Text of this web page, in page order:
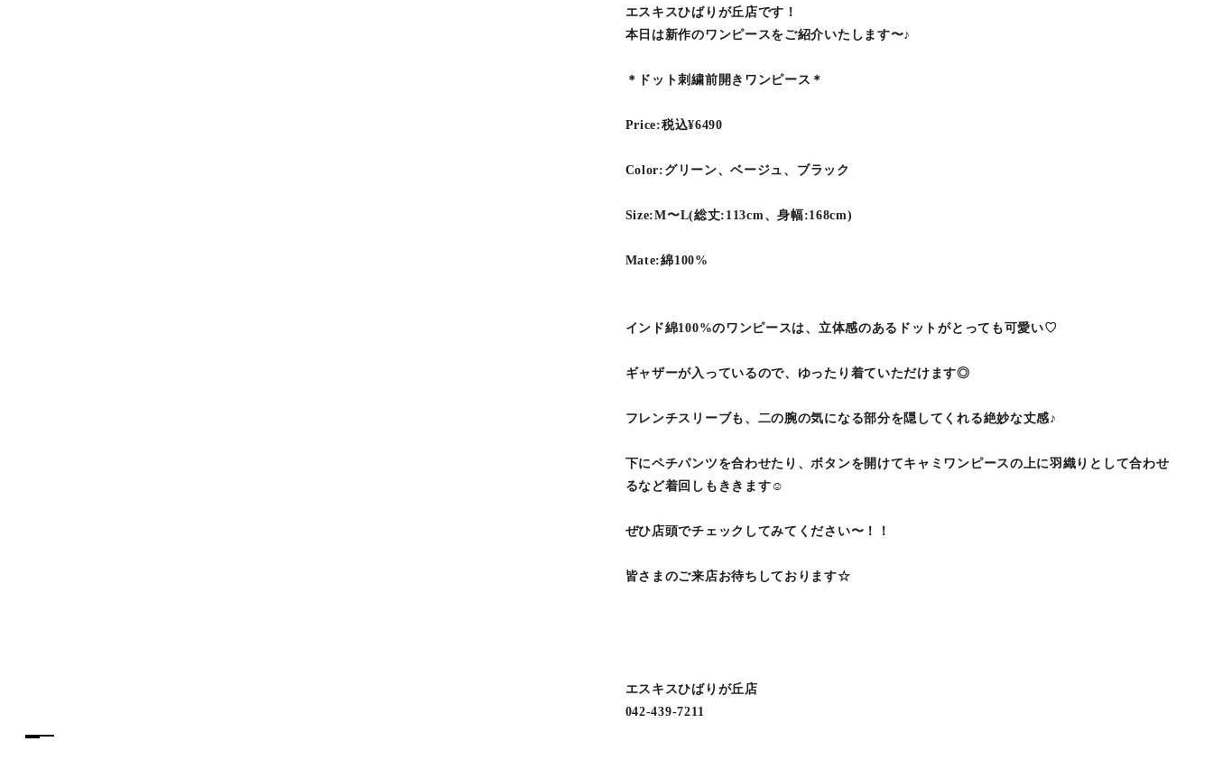
エスキスひばりが丘店です︎︎︎！
本日は新作のワンピースをご紹介いたします〜♪
＊ドット刺繍前開きワンピース＊
Price:税込¥6490
Color:グリーン、ベージュ、ブラック
Size:M〜L(総丈:113cm、身幅:168cm)
Mate:綿100%
インド綿100%のワンピースは、立体感のあるドットがとっても可愛い♡
ギャザーが入っているので、ゆったり着ていただけます◎
フレンチスリーブも、二の腕の気になる部分を隠してくれる絶妙な丈感♪
下にペチパンツを合わせたり、ボタンを開けてキャミワンピースの上に羽織りとして合わせ
るなど着回しもききます︎︎︎☺︎
ぜひ店頭でチェックしてみてください〜！！
皆さまのご来店お待ちしております☆
エスキスひばりが丘店
042-439-7211